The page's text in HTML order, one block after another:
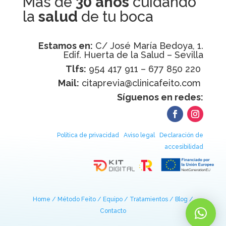
la salud de tu boca
Estamos en: C/ José María Bedoya, 1.
Edif. Huerta de la Salud – Sevilla
Tlfs: 954 417 911 – 677 850 220
Mail: citaprevia@clinicafeito.com
Síguenos en redes:
Política de privacidadAviso legal
Declaración de
accesibilidad
Home / Método Feito / Equipo / Tratamientos / Blog /
Contacto